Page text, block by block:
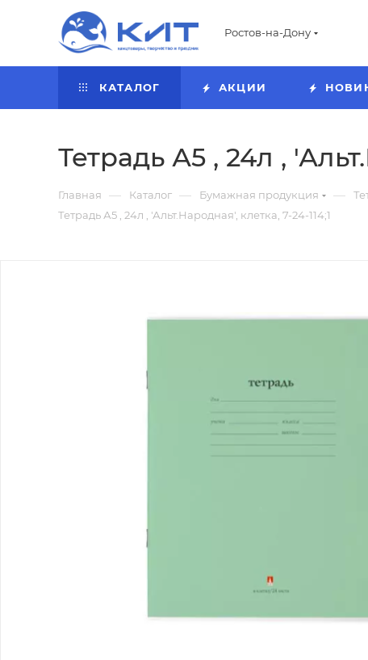
Ростов-на-Дону
КАТАЛОГ АКЦИИ
Тетрадь А5 , 24л ,
Главная — Каталог — Бумажная продукция —
Тетрадь А5 , 24л , 'Альт.Народная', клетка, 7-24-114;1